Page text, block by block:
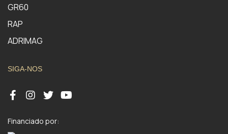
GR60
RAP
ADRIMAG
SIGA-NOS
Financiado por: